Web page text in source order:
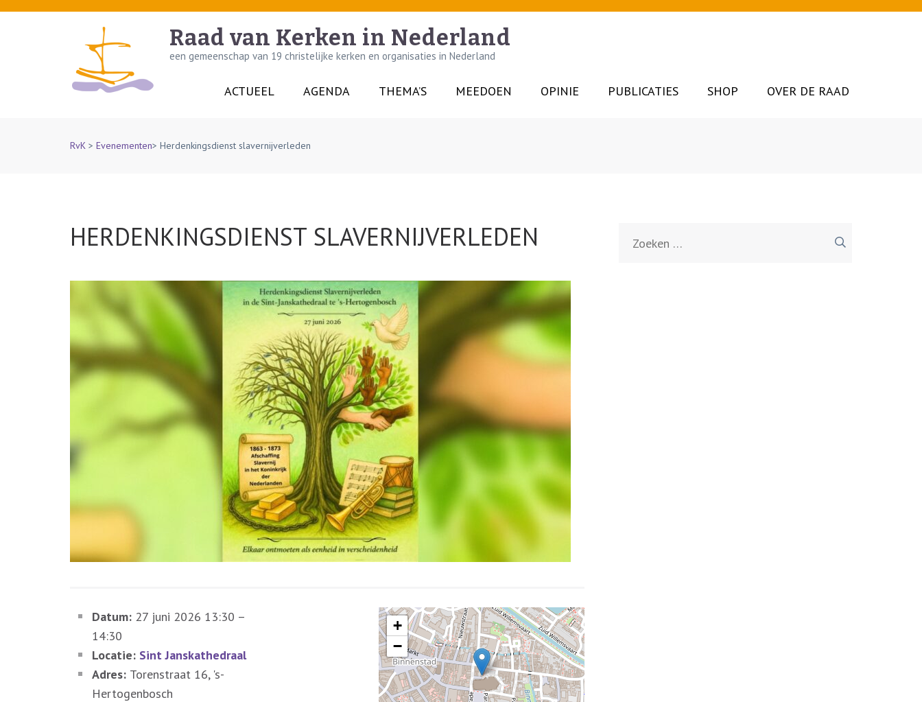
Skip
Raad van Kerken in Nederland
een gemeenschap van 19 christelijke kerken en organisaties in Nederland
ACTUEEL AGENDA THEMA’S MEEDOEN OPINIE PUBLICATIES SHOP OVER DE RAAD
RvK > Evenementen> Herdenkingsdienst slavernijverleden
HERDENKINGSDIENST SLAVERNIJVERLEDEN
Datum: 27 juni 2026 13:30 –
14:30
Locatie: Sint Janskathedraal
Adres: Torenstraat 16, 's-
Hertogenbosch
+
−
naar: